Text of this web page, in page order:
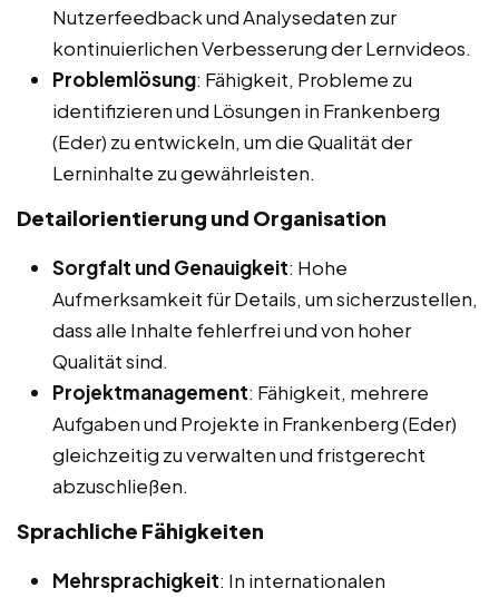
Nutzerfeedback und Analysedaten zur
kontinuierlichen Verbesserung der Lernvideos.
Problemlösung: Fähigkeit, Probleme zu
identifizieren und Lösungen in Frankenberg
(Eder) zu entwickeln, um die Qualität der
Lerninhalte zu gewährleisten.
Detailorientierung und Organisation
Sorgfalt und Genauigkeit: Hohe
Aufmerksamkeit für Details, um sicherzustellen,
dass alle Inhalte fehlerfrei und von hoher
Qualität sind.
Projektmanagement: Fähigkeit, mehrere
Aufgaben und Projekte in Frankenberg (Eder)
gleichzeitig zu verwalten und fristgerecht
abzuschließen.
Sprachliche Fähigkeiten
Mehrsprachigkeit: In internationalen